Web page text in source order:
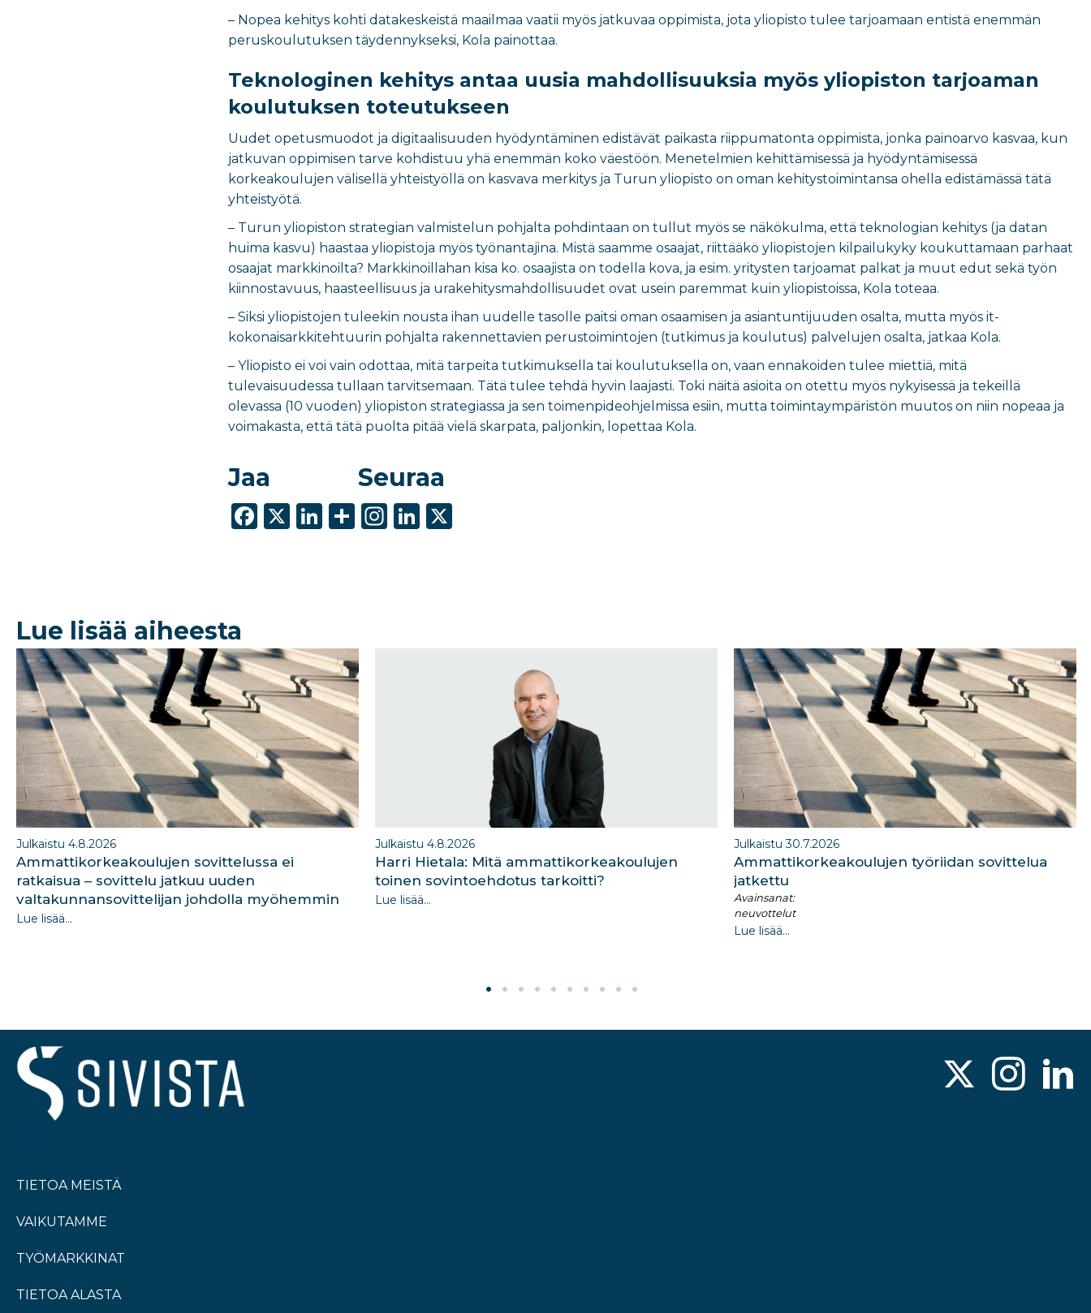
– Nopea kehitys kohti datakeskeistä maailmaa vaatii myös jatkuvaa oppimista, jota yliopisto tulee tarjoamaan entistä enemmän
peruskoulutuksen täydennykseksi, Kola painottaa.
Teknologinen kehitys antaa uusia mahdollisuuksia myös yliopiston tarjoaman
koulutuksen toteutukseen
Uudet opetusmuodot ja digitaalisuuden hyödyntäminen edistävät paikasta riippumatonta oppimista, jonka painoarvo kasvaa, kun
jatkuvan oppimisen tarve kohdistuu yhä enemmän koko väestöön. Menetelmien kehittämisessä ja hyödyntämisessä
korkeakoulujen välisellä yhteistyöllä on kasvava merkitys ja Turun yliopisto on oman kehitystoimintansa ohella edistämässä tätä
yhteistyötä.
– Turun yliopiston strategian valmistelun pohjalta pohdintaan on tullut myös se näkökulma, että teknologian kehitys (ja datan
huima kasvu) haastaa yliopistoja myös työnantajina. Mistä saamme osaajat, riittääkö yliopistojen kilpailukyky koukuttamaan parhaat
osaajat markkinoilta? Markkinoillahan kisa ko. osaajista on todella kova, ja esim. yritysten tarjoamat palkat ja muut edut sekä työn
kiinnostavuus, haasteellisuus ja urakehitysmahdollisuudet ovat usein paremmat kuin yliopistoissa, Kola toteaa.
– Siksi yliopistojen tuleekin nousta ihan uudelle tasolle paitsi oman osaamisen ja asiantuntijuuden osalta, mutta myös it-
kokonaisarkkitehtuurin pohjalta rakennettavien perustoimintojen (tutkimus ja koulutus) palvelujen osalta, jatkaa Kola.
– Yliopisto ei voi vain odottaa, mitä tarpeita tutkimuksella tai koulutuksella on, vaan ennakoiden tulee miettiä, mitä
tulevaisuudessa tullaan tarvitsemaan. Tätä tulee tehdä hyvin laajasti. Toki näitä asioita on otettu myös nykyisessä ja tekeillä
olevassa (10 vuoden) yliopiston strategiassa ja sen toimenpideohjelmissa esiin, mutta toimintaympäristön muutos on niin nopeaa ja
voimakasta, että tätä puolta pitää vielä skarpata, paljonkin, lopettaa Kola.
Jaa
F
o
o
k
X Li
n
S
Seuraa
In
m
Li
n
X
Lue lisää aiheesta
Julkaistu 4.8.2026
Ammattikorkeakoulujen sovittelussa ei
ratkaisua – sovittelu jatkuu uuden
valtakunnansovittelijan johdolla myöhemmin
Lue lisää...
Julkaistu 4.8.2026
Harri Hietala: Mitä ammattikorkeakoulujen
toinen sovintoehdotus tarkoitti?
Lue lisää...
Julkaistu 30.7.2026
Ammattikorkeakoulujen työriidan sovittelua
jatkettu
Avainsanat:
neuvottelut
Lue lisää...
TIETOA MEISTÄ
VAIKUTAMME
TYÖMARKKINAT
TIETOA ALASTA